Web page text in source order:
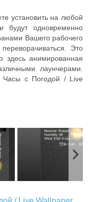
установить на любой
будут одновременно
Вашего рабочего
Это
здесь анимированная
лаунчерами.
с Погодой / Live